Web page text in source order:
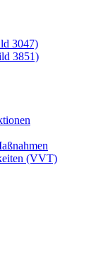
3047)
3851)
(VVT)